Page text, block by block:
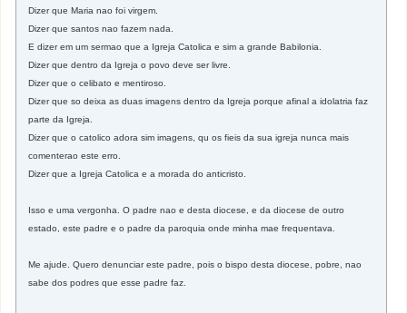
Dizer que Maria nao foi virgem.
Dizer que santos nao fazem nada.
E dizer em um sermao que a Igreja Catolica e sim a grande Babilonia.
Dizer que dentro da Igreja o povo deve ser livre.
Dizer que o celibato e mentiroso.
Dizer que so deixa as duas imagens dentro da Igreja porque afinal a idolatria faz
parte da Igreja.
Dizer que o catolico adora sim imagens, qu os fieis da sua igreja nunca mais
comenterao este erro.
Dizer que a Igreja Catolica e a morada do anticristo.
Isso e uma vergonha. O padre nao e desta diocese, e da diocese de outro
estado, este padre e o padre da paroquia onde minha mae frequentava.
Me ajude. Quero denunciar este padre, pois o bispo desta diocese, pobre, nao
sabe dos podres que esse padre faz.